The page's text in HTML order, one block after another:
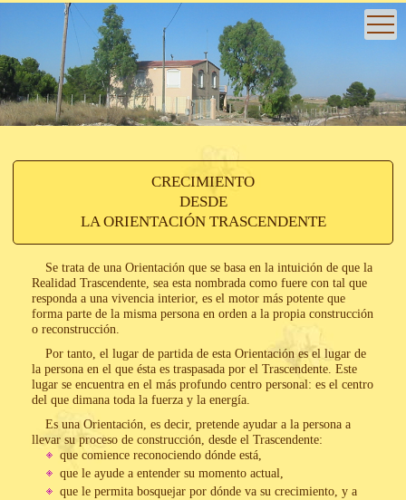
CRECIMIENTO
DESDE
LA ORIENTACIÓN TRASCENDENTE
Se trata de una Orientación que se basa en la intuición de que la
Realidad Trascendente, sea esta nombrada como fuere con tal que
responda a una vivencia interior, es el motor más potente que
forma parte de la misma persona en orden a la propia construcción
o reconstrucción.
Por tanto, el lugar de partida de esta Orientación es el lugar de
la persona en el que ésta es traspasada por el Trascendente. Este
lugar se encuentra en el más profundo centro personal: es el centro
del que dimana toda la fuerza y la energía.
Es una Orientación, es decir, pretende ayudar a la persona a
llevar su proceso de construcción, desde el Trascendente:
que comience reconociendo dónde está,
que le ayude a entender su momento actual,
que le permita bosquejar por dónde va su crecimiento, y a